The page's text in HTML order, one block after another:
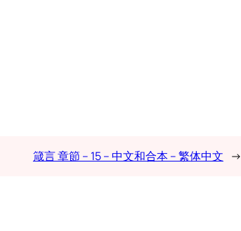
箴言 章節 – 15 – 中文和合本 – 繁体中文 →